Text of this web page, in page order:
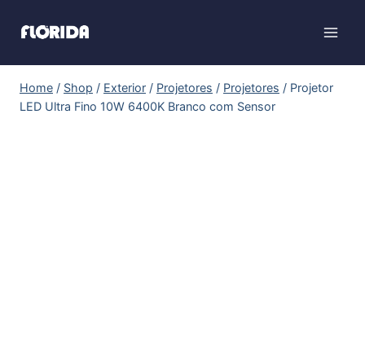
Home / Shop / Exterior / Projetores / Projetores / Projetor
LED Ultra Fino 10W 6400K Branco com Sensor